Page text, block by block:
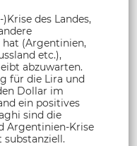
des Landes,
(Argentinien,
etc.),
abzuwarten.
für die Lira und
Dollar im
ein positives
sind die
Argentinien-Krise
substanziell.